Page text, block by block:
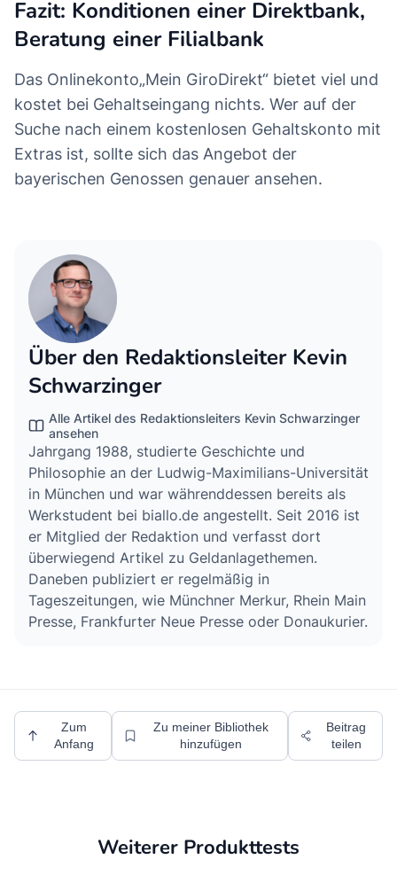
Fazit: Konditionen einer Direktbank,
Beratung einer Filialbank
Das Onlinekonto„Mein GiroDirekt“ bietet viel und
kostet bei Gehaltseingang nichts. Wer auf der
Suche nach einem kostenlosen Gehaltskonto mit
Extras ist, sollte sich das Angebot der
bayerischen Genossen genauer ansehen.
Über den Redaktionsleiter Kevin
Schwarzinger
Alle Artikel des Redaktionsleiters Kevin Schwarzinger
ansehen
Jahrgang 1988, studierte Geschichte und
Philosophie an der Ludwig-Maximilians-Universität
in München und war währenddessen bereits als
Werkstudent bei biallo.de angestellt. Seit 2016 ist
er Mitglied der Redaktion und verfasst dort
überwiegend Artikel zu Geldanlagethemen.
Daneben publiziert er regelmäßig in
Tageszeitungen, wie Münchner Merkur, Rhein Main
Presse, Frankfurter Neue Presse oder Donaukurier.
Zum
Anfang
Zu meiner Bibliothek
hinzufügen
Beitrag
teilen
Weiterer Produkttests